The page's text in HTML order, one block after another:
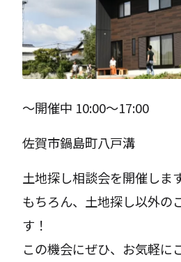
〜開催中 10:00〜17:00
佐賀市鍋島町八戸溝
土地探し相談会を開催しま
もちろん、土地探し以外の
す！
この機会にぜひ、お気軽に